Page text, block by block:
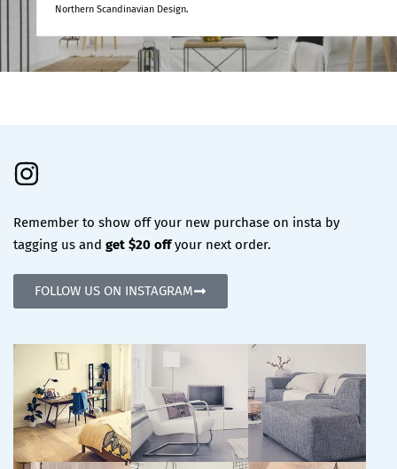
Northern Scandinavian Design.
Remember to show off your new purchase on insta by
tagging us and get $20 offyour next order.
FOLLOW US ON INSTAGRAM